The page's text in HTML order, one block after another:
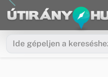
Ugrás a menüre
Ugrás a tartalomra